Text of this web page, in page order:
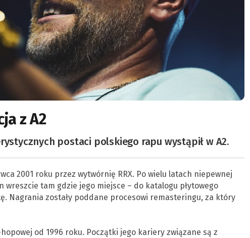
z A2
postaci polskiego rapu wystąpił w A2.
2001 roku przez wytwórnię RRX. Po wielu latach niepewnej
wreszcie tam gdzie jego miejsce – do katalogu płytowego
Nagrania zostały poddane procesowi remasteringu, za który
od 1996 roku. Początki jego kariery związane są z